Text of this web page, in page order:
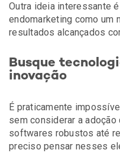
Outra ideia interessante
endomarketing como um
resultados alcançados
Busque
inovação
É praticamente
sem considerar a
softwares robustos até
preciso pensar nesses